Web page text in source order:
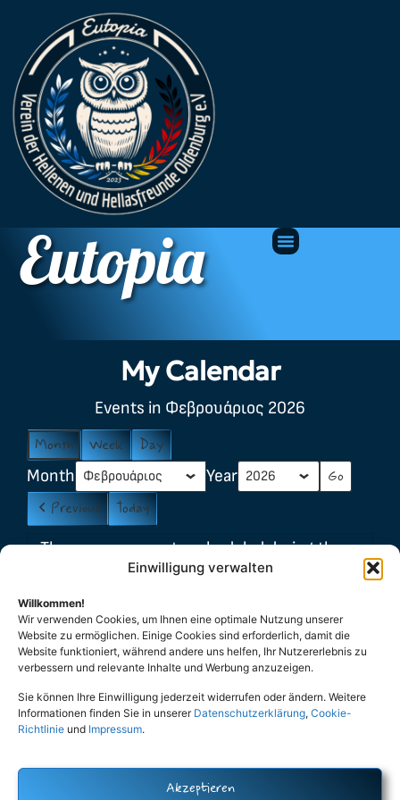
Einwilligung verwalten
Willkommen!
Wir verwenden Cookies, um Ihnen eine optimale Nutzung unserer
Website zu ermöglichen. Einige Cookies sind erforderlich, damit die
Website funktioniert, während andere uns helfen, Ihr Nutzererlebnis zu
verbessern und relevante Inhalte und Werbung anzuzeigen.
Sie können Ihre Einwilligung jederzeit widerrufen oder ändern. Weitere
Informationen finden Sie in unserer Datenschutzerklärung, Cookie-
Richtlinie und Impressum.
Akzeptieren
Eutopia
My Calendar
Events in Φεβρουάριος 2026
Month Week Day
Month Year
Previous Today
There are no events scheduled during these
dates.
Event
Categories
Carnival General
Party
Stammtisch
Βασιλόπιτα
Λαμπάδες
Μελομακάρονα
Πάσχα
All Categories